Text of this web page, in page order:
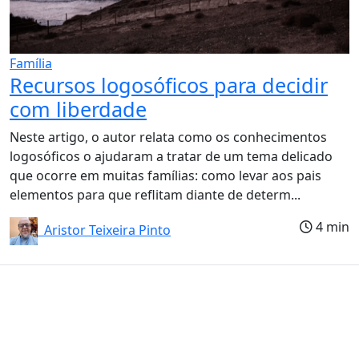
Família
Recursos logosóficos para decidir
com liberdade
Neste artigo, o autor relata como os conhecimentos
logosóficos o ajudaram a tratar de um tema delicado
que ocorre em muitas famílias: como levar aos pais
elementos para que reflitam diante de determ...
Aristor Teixeira Pinto
4 min